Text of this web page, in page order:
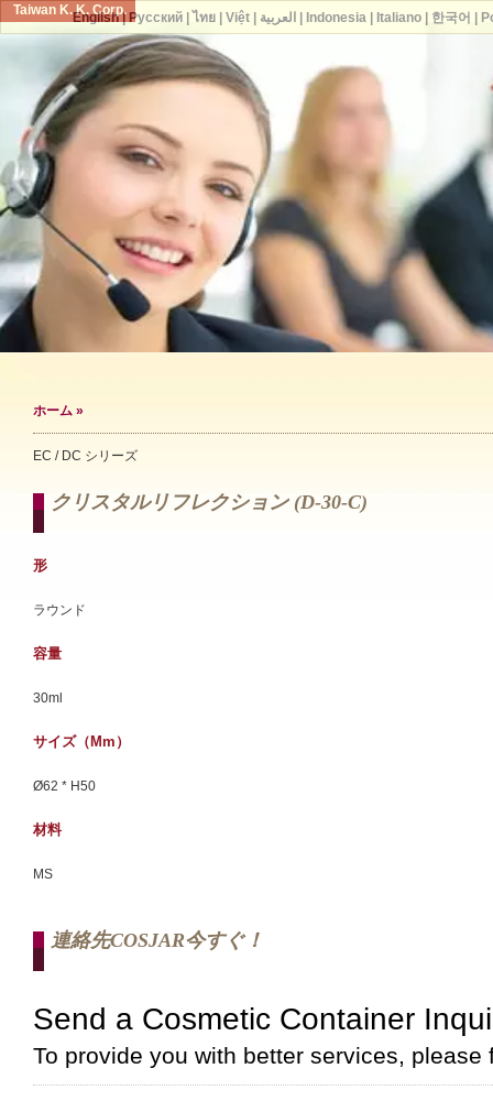
Taiwan K. K. Corp.
ホーム »
EC / DC シリーズ
クリスタルリフレクション (d-30-C)
形
ラウンド
容量
30ml
サイズ（mm）
Ø62 * H50
材料
MS
連絡先COSJAR今すぐ！
English| Русский| ไทย| Việt| العربية Indonesia| Italiano| 한국어